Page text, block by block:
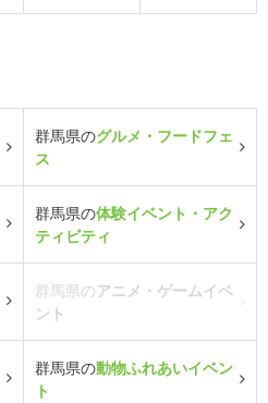
群馬県のグルメ・フードフェ
ス
群馬県の体験イベント・アク
ティビティ
群馬県のアニメ・ゲームイベ
ント
群馬県の動物ふれあいイベン
ト